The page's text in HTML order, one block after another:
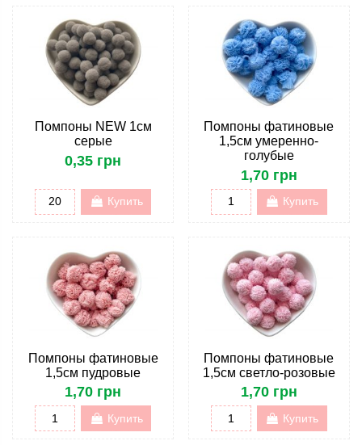
Помпоны NEW 1см
серые
0,35 грн
Купить
Помпоны фатиновые
1,5см умеренно-
голубые
1,70 грн
Купить
Помпоны фатиновые
1,5см пудровые
1,70 грн
Купить
Помпоны фатиновые
1,5см светло-розовые
1,70 грн
Купить